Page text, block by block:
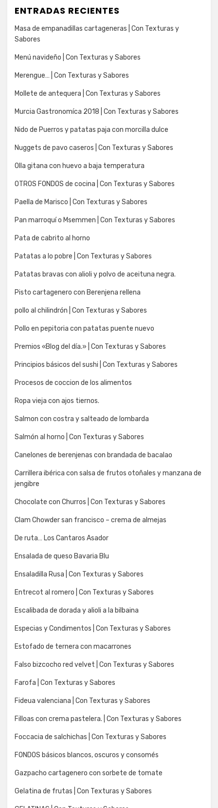
ENTRADAS RECIENTES
Masa de empanadillas cartageneras | Con Texturas y
Sabores
Menú navideño | Con Texturas y Sabores
Merengue… | Con Texturas y Sabores
Mollete de antequera | Con Texturas y Sabores
Murcia Gastronomíca 2018 | Con Texturas y Sabores
Nido de Puerros y patatas paja con morcilla dulce
Nuggets de pavo caseros | Con Texturas y Sabores
Olla gitana con huevo a baja temperatura
OTROS FONDOS de cocina | Con Texturas y Sabores
Paella de Marisco | Con Texturas y Sabores
Pan marroquí o Msemmen | Con Texturas y Sabores
Pata de cabrito al horno
Patatas a lo pobre | Con Texturas y Sabores
Patatas bravas con alioli y polvo de aceituna negra.
Pisto cartagenero con Berenjena rellena
pollo al chilindrón | Con Texturas y Sabores
Pollo en pepitoria con patatas puente nuevo
Premios «Blog del día.» | Con Texturas y Sabores
Principios básicos del sushi | Con Texturas y Sabores
Procesos de coccion de los alimentos
Ropa vieja con ajos tiernos.
Salmon con costra y salteado de lombarda
Salmón al horno | Con Texturas y Sabores
Canelones de berenjenas con brandada de bacalao
Carrillera ibérica con salsa de frutos otoñales y manzana de
jengibre
Chocolate con Churros | Con Texturas y Sabores
Clam Chowder san francisco – crema de almejas
De ruta… Los Cantaros Asador
Ensalada de queso Bavaria Blu
Ensaladilla Rusa | Con Texturas y Sabores
Entrecot al romero | Con Texturas y Sabores
Escalibada de dorada y alioli a la bilbaina
Especias y Condimentos | Con Texturas y Sabores
Estofado de ternera con macarrones
Falso bizcocho red velvet | Con Texturas y Sabores
Farofa | Con Texturas y Sabores
Fideua valenciana | Con Texturas y Sabores
Filloas con crema pastelera. | Con Texturas y Sabores
Foccacia de salchichas | Con Texturas y Sabores
FONDOS básicos blancos, oscuros y consomés
Gazpacho cartagenero con sorbete de tomate
Gelatina de frutas | Con Texturas y Sabores